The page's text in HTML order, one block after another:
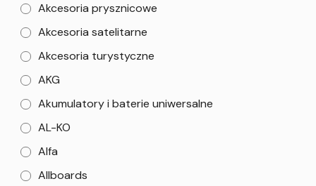
Akcesoria prysznicowe
Akcesoria satelitarne
Akcesoria turystyczne
AKG
Akumulatory i baterie uniwersalne
AL-KO
Alfa
Allboards